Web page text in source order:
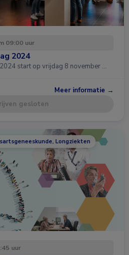
09:00 uur
2024
start op vrijdag 8 november …
Meer informatie →
gesloten
Longziekten
uur